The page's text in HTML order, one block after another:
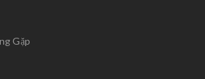
Gặp